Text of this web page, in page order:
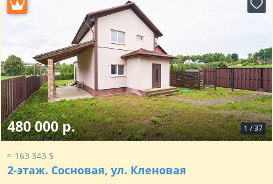
1 /37
480 000 р.
≈ 163 343 $
2-этаж. Сосновая, ул. Кленовая